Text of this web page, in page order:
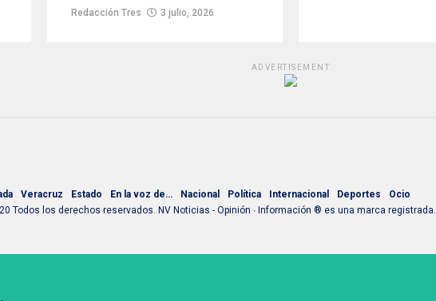
Redacción Tres 3 julio, 2026
ADVERTISEMENT
Veracruz Estado En la voz de… Nacional Política Internacional Deportes
Ocio
Todos los derechos reservados. NV Noticias - Opinión ∙ Información ® es una marca registrada.